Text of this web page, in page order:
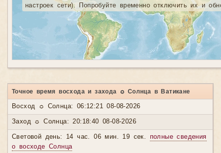
настроек сети). Попробуйте временно отключить их и
Точное время восхода и захода ☼ Солнца в Ватикане
Восход ☼ Солнца: 06:12:21 08-08-2026
Заход ☼ Солнца: 20:18:40 08-08-2026
Световой день: 14 час. 06 мин. 19 сек. полные сведения
о восходе Солнца